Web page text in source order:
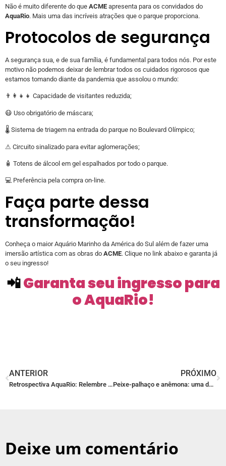
Não é muito diferente do que ACME apresenta para os convidados do
AquaRio. Mais uma das incríveis atrações que o parque proporciona.
Protocolos de segurança
A segurança sua, e de sua família, é fundamental para todos nós. Por este
motivo não podemos deixar de lembrar todos os cuidados rigorosos que
estamos tomando diante da pandemia que assolou o mundo:
👨‍👩‍👧‍👧 Capacidade de visitantes reduzida;
😷 Uso obrigatório de máscara;
🌡 Sistema de triagem na entrada do parque no Boulevard Olímpico;
⚠ Circuito sinalizado para evitar aglomerações;
🧴 Totens de álcool em gel espalhados por todo o parque.
💻 Preferência pela compra on-line.
Faça parte dessa
transformação!
Conheça o maior Aquário Marinho da América do Sul além de fazer uma
imersão artística com as obras do ACME. Clique no link abaixo e garanta já
o seu ingresso!
📲Garanta seu ingresso para
o AquaRio!
ANTERIOR
Retrospectiva AquaRio: Relembre os principais momentos de 2020!
PRÓXIMO
Peixe-palhaço e anêmona: uma dupla dinâmica
Deixe um comentário